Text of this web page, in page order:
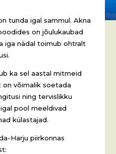
tunda igal sammul. Akna
on jõulukaubad
iga nädal toimub ohtralt
ka sel aastal mitmeid
on võimalik soetada
ning tervislikku
pool meeldivad
külastajad.
Harju piirkonnas